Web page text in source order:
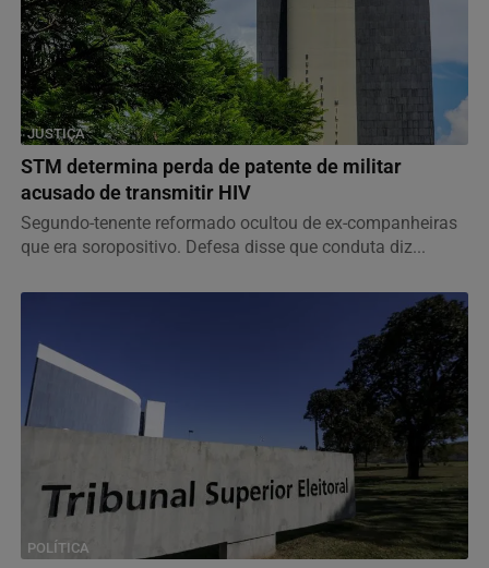
JUSTIÇA
STM determina perda de patente de militar
acusado de transmitir HIV
Segundo-tenente reformado ocultou de ex-companheiras
que era soropositivo. Defesa disse que conduta diz...
POLÍTICA